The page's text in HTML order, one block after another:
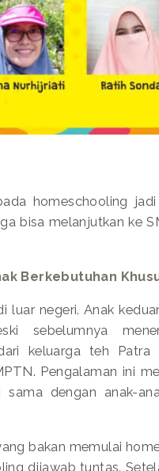
homeschooling jadi
bisa melanjutkan ke
Berkebutuhan
negeri. Anak
sebelumnya
keluarga teh Patra
Pengalaman ini
dengan anak-
bakan memulai
dijawab tuntas.